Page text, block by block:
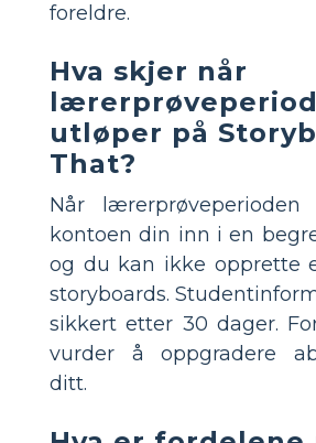
foreldre.
Hva skjer når
utløper på
That?
Når
kontoen din inn i en
og du kan ikke opprette
storyboards.
sikkert etter 30 dager.
vurder å oppgradere
ditt.